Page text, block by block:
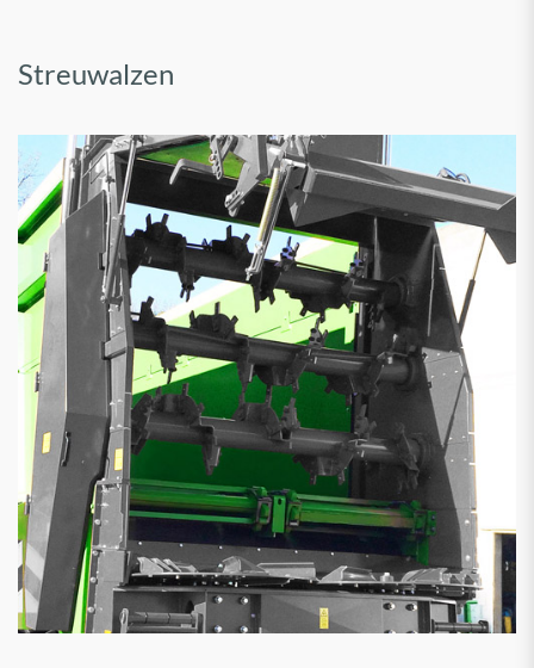
Streuwalzen